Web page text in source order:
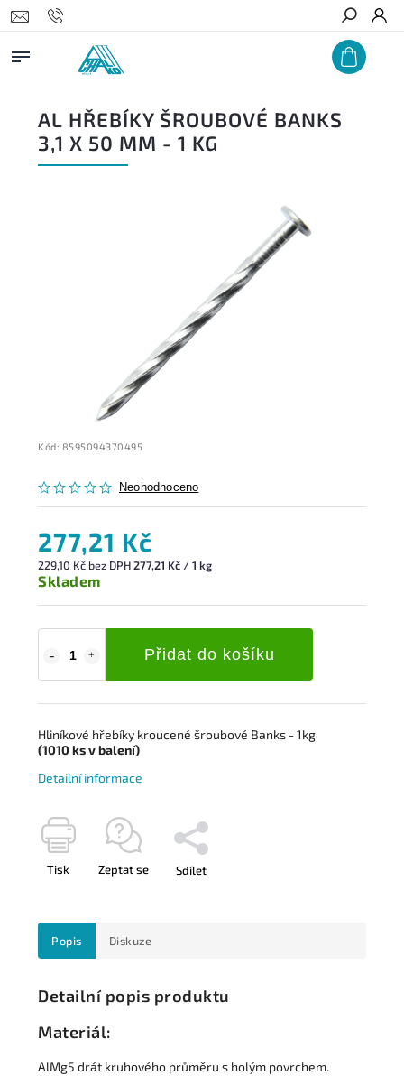
Hledat
AL HŘEBÍKY ŠROUBOVÉ BANKS
3,1 X 50 MM - 1 KG
Kód: 8595094370495
Neohodnoceno
277,21 Kč
229,10 Kč bez DPH277,21 Kč / 1 kg
Skladem
Přidat do košíku
Hliníkové hřebíky kroucené šroubové Banks - 1kg
(1010ksv balení)
Detailní informace
Tisk Zeptat se Sdílet
Popis Diskuze
Detailní popis produktu
Materiál:
AlMg5 drát kruhového průměru s holým povrchem.